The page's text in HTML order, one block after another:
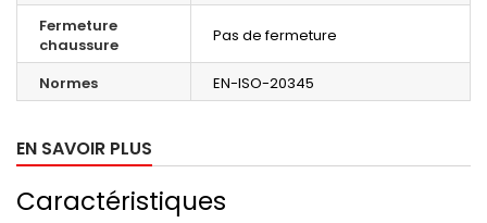
Fermeture
chaussure
Pas de fermeture
Normes EN-ISO-20345
EN SAVOIR PLUS
Caractéristiques